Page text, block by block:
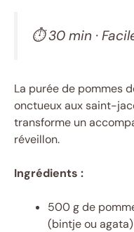
⏱ 30 min ·
La purée de pommes
onctueux aux saint-
transforme un
réveillon.
Ingrédients :
500 g de
(bintje ou agata)